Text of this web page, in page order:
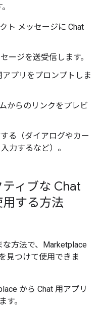
ト メッセージに Chat
ージを送受信します。
プリをプロンプトしま
からのリンクをプレビ
る（ダイアログやカー
力するなど）。
ィブな Chat
する方法
方法で、Marketplace
見つけて使用できま
から Chat 用アプリ
す。